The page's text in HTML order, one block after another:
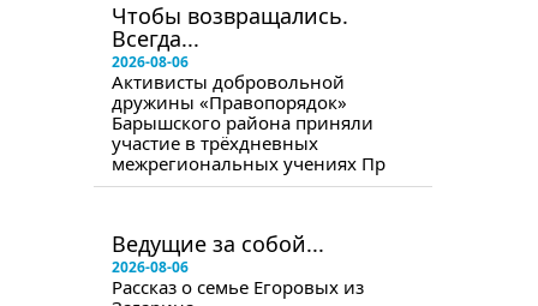
Чтобы возвращались.
Всегда...
2026-08-06
Активисты добровольной
дружины «Правопорядок»
Барышского района приняли
участие в трёхдневных
межрегиональных учениях Пр
Ведущие за собой...
2026-08-06
Рассказ о семье Егоровых из